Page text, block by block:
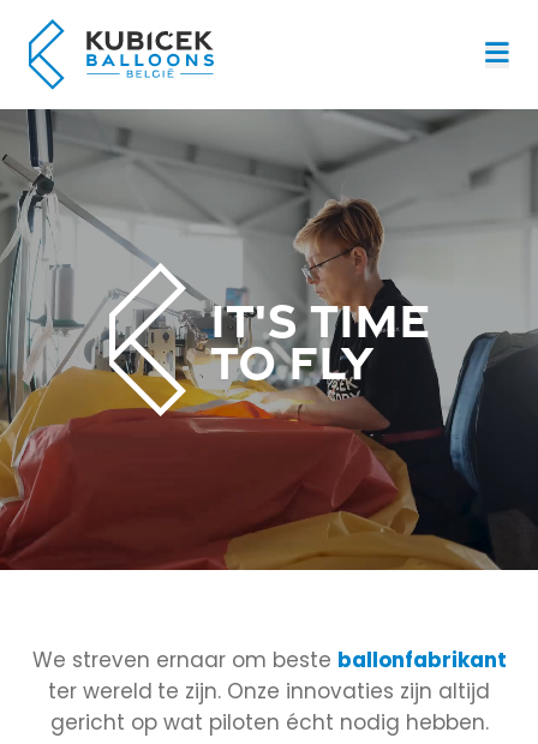
Menu
IT'S TIME
TO FLY
We streven ernaar om beste ballonfabrikant
ter wereld te zijn. Onze innovaties zijn altijd
gericht op wat piloten écht nodig hebben.